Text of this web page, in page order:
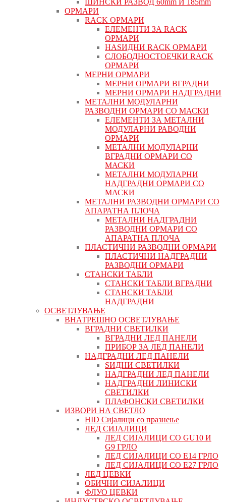
ШИНСКИ РАЗВОД 60mm И 185mm
ОРМАРИ
RACK ОРМАРИ
ЕЛЕМЕНТИ ЗА RACK
ОРМАРИ
НАЅИДНИ RACK ОРМАРИ
СЛОБОДНОСТОЕЧКИ RACK
ОРМАРИ
МЕРНИ ОРМАРИ
МЕРНИ ОРМАРИ ВГРАДНИ
МЕРНИ ОРМАРИ НАДГРАДНИ
МЕТАЛНИ МОДУЛАРНИ
РАЗВОДНИ ОРМАРИ СО МАСКИ
ЕЛЕМЕНТИ ЗА МЕТАЛНИ
МОДУЛАРНИ РАВОДНИ
ОРМАРИ
МЕТАЛНИ МОДУЛАРНИ
ВГРАДНИ ОРМАРИ СО
МАСКИ
МЕТАЛНИ МОДУЛАРНИ
НАДГРАДНИ ОРМАРИ СО
МАСКИ
МЕТАЛНИ РАЗВОДНИ ОРМАРИ СО
АПАРАТНА ПЛОЧА
МЕТАЛНИ НАДГРАДНИ
РАЗВОДНИ ОРМАРИ СО
АПАРАТНА ПЛОЧА
ПЛАСТИЧНИ РАЗВОДНИ ОРМАРИ
ПЛАСТИЧНИ НАДГРАДНИ
РАЗВОДНИ ОРМАРИ
СТАНСКИ ТАБЛИ
СТАНСКИ ТАБЛИ ВГРАДНИ
СТАНСКИ ТАБЛИ
НАДГРАДНИ
ОСВЕТЛУВАЊЕ
ВНАТРЕШНО ОСВЕТЛУВАЊЕ
ВГРАДНИ СВЕТИЛКИ
ВГРАДНИ ЛЕД ПАНЕЛИ
ПРИБОР ЗА ЛЕД ПАНЕЛИ
НАДГРАДНИ ЛЕД ПАНЕЛИ
ЅИДНИ СВЕТИЛКИ
НАДГРАДНИ ЛЕД ПАНЕЛИ
НАДГРАДНИ ЛИНИСКИ
СВЕТИЛКИ
ПЛАФОНСКИ СВЕТИЛКИ
ИЗВОРИ НА СВЕТЛО
HID Сијалици со празнење
ЛЕД СИЈАЛИЦИ
ЛЕД СИЈАЛИЦИ СО GU10 И
G9 ГРЛО
ЛЕД СИЈАЛИЦИ СО Е14 ГРЛО
ЛЕД СИЈАЛИЦИ СО Е27 ГРЛО
ЛЕД ЦЕВКИ
ОБИЧНИ СИЈАЛИЦИ
ФЛУО ЦЕВКИ